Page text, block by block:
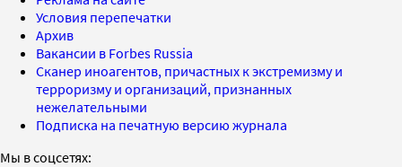
Условия перепечатки
Архив
Вакансии в Forbes Russia
Сканер иноагентов, причастных к экстремизму и
терроризму и организаций, признанных
нежелательными
Подписка на печатную версию журнала
Мы в соцсетях: